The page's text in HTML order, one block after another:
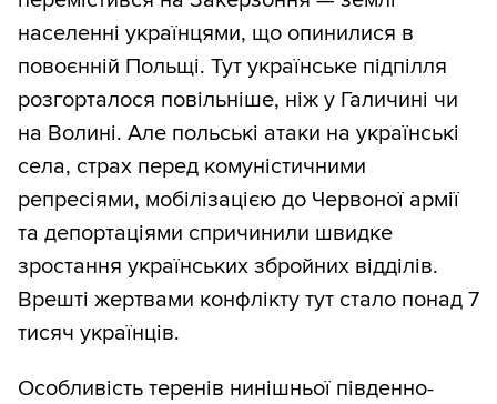
населенні українцями, що опинилися в
повоєнній Польщі. Тут українське підпілля
розгорталося повільніше, ніж у Галичині чи
на Волині. Але польські атаки на українські
села, страх перед комуністичними
репресіями, мобілізацією до Червоної армії
та депортаціями спричинили швидке
зростання українських збройних відділів.
Врешті жертвами конфлікту тут стало понад 7
тисяч українців.
Особливість теренів нинішньої південно-